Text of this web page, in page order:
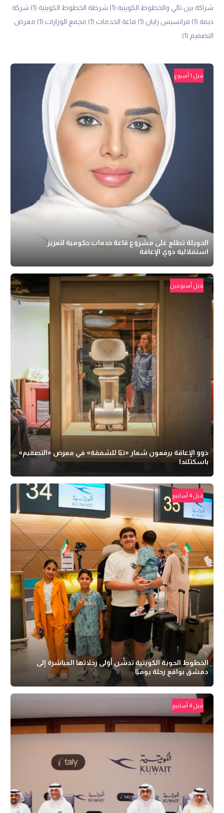
شراكة بين تالي والخطوط الكويتية (1) شرطة الخطوط الكويتية (1)
شركة
ديمة (1) فرانسيس رايان (1) قاعة الخدمات (1) مجمع الوزارات (1)
معرض
التصميم (1)
قبل 1 أسبوع
الحويلة تطلع على مشروع قاعة خدمات حكومية لتعزيز
استقلالية ذوي الإعاقة
قبل أسبوعين
ذوو الإعاقة يرفعون شعار «تبًا للشفقة» في معرض «التصميم»
باسكتلندا
قبل 4 أسابيع
الخطوط الجوية الكويتية تدشّن أولى رحلاتها المباشرة إلى
دمشق بواقع رحلة يوميًا
قبل 4 أسابيع